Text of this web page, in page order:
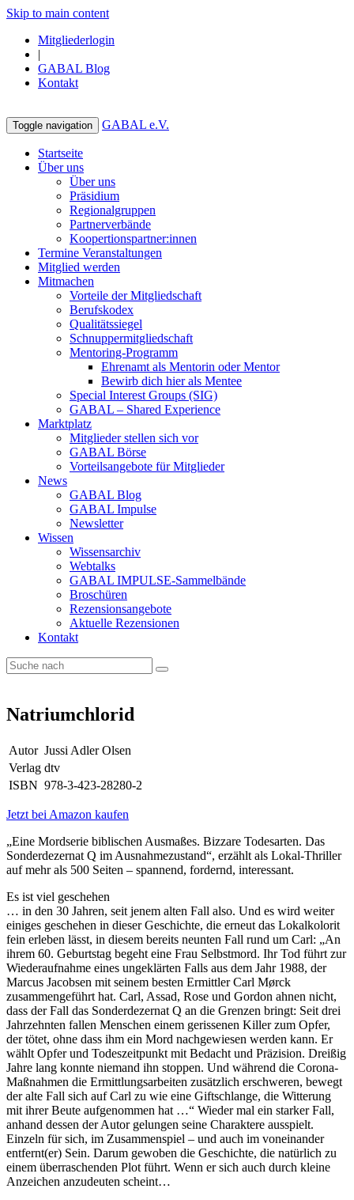
Skip to main content
Mitgliederlogin
|
GABAL Blog
Kontakt
Toggle navigation GABAL e.V.
Startseite
Über uns
Über uns
Präsidium
Regionalgruppen
Partnerverbände
Koopertionspartner:innen
Termine Veranstaltungen
Mitglied werden
Mitmachen
Vorteile der Mitgliedschaft
Berufskodex
Qualitätssiegel
Schnuppermitgliedschaft
Mentoring-Programm
Ehrenamt als Mentorin oder Mentor
Bewirb dich hier als Mentee
Special Interest Groups (SIG)
GABAL – Shared Experience
Marktplatz
Mitglieder stellen sich vor
GABAL Börse
Vorteilsangebote für Mitglieder
News
GABAL Blog
GABAL Impulse
Newsletter
Wissen
Wissensarchiv
Webtalks
GABAL IMPULSE-Sammelbände
Broschüren
Rezensionsangebote
Aktuelle Rezensionen
Kontakt
Natriumchlorid
Autor Jussi Adler Olsen
Verlag dtv
ISBN 978-3-423-28280-2
Jetzt bei Amazon kaufen
„Eine Mordserie biblischen Ausmaßes. Bizzare Todesarten. Das
Sonderdezernat Q im Ausnahmezustand“, erzählt als Lokal-Thriller
auf mehr als 500 Seiten – spannend, fordernd, interessant.
Es ist viel geschehen
… in den 30 Jahren, seit jenem alten Fall also. Und es wird weiter
einiges geschehen in dieser Geschichte, die erneut das Lokalkolorit
fein erleben lässt, in diesem bereits neunten Fall rund um Carl: „An
ihrem 60. Geburtstag begeht eine Frau Selbstmord. Ihr Tod führt zur
Wiederaufnahme eines ungeklärten Falls aus dem Jahr 1988, der
Marcus Jacobsen mit seinem besten Ermittler Carl Mørck
zusammengeführt hat. Carl, Assad, Rose und Gordon ahnen nicht,
dass der Fall das Sonderdezernat Q an die Grenzen bringt: Seit drei
Jahrzehnten fallen Menschen einem gerissenen Killer zum Opfer,
der tötet, ohne dass ihm ein Mord nachgewiesen werden kann. Er
wählt Opfer und Todeszeitpunkt mit Bedacht und Präzision. Dreißig
Jahre lang konnte niemand ihn stoppen. Und während die Corona-
Maßnahmen die Ermittlungsarbeiten zusätzlich erschweren, bewegt
der alte Fall sich auf Carl zu wie eine Giftschlange, die Witterung
mit ihrer Beute aufgenommen hat …“ Wieder mal ein starker Fall,
anhand dessen der Autor gelungen seine Charaktere ausspielt.
Einzeln für sich, im Zusammenspiel – und auch im voneinander
entfernt(er) Sein. Darum gewoben die Geschichte, die natürlich zu
einem überraschenden Plot führt. Wenn er sich auch durch kleine
Anzeichen anzudeuten scheint…